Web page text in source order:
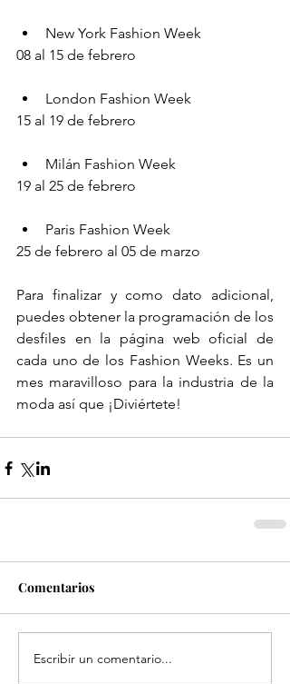
New York Fashion Week
08 al 15 de febrero
London Fashion Week
15 al 19 de febrero
Milán Fashion Week
19 al 25 de febrero
Paris Fashion Week
25 de febrero al 05 de marzo
Para finalizar y como dato adicional,
puedes obtener la programación de los
desfiles en la página web oficial de
cada uno de los Fashion Weeks. Es un
mes maravilloso para la industria de la
moda así que ¡Diviértete!
Comentarios
Escribir un comentario...